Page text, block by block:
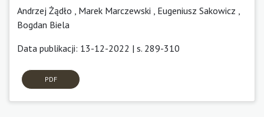
Andrzej Żądło Marek Marczewski , Eugeniusz Sakowicz ,
Bogdan Biela
Data publikacji: 13-12-2022 | s. 289-310
PDF